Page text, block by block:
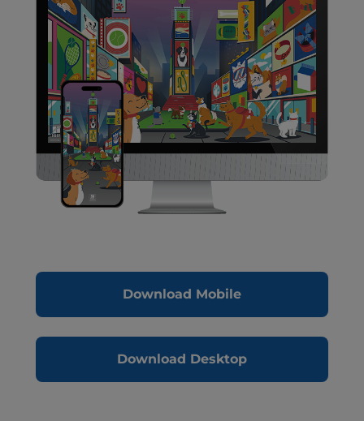
Download Mobile
Download Desktop